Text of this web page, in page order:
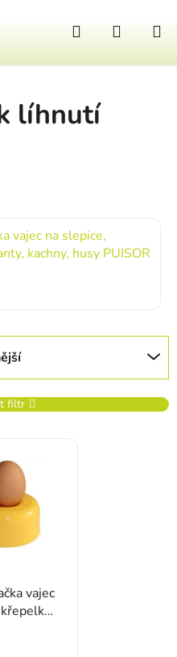
Hledat
líhnutí
vajec na slepice,
kachny, husy PUISOR
filtr
vajec